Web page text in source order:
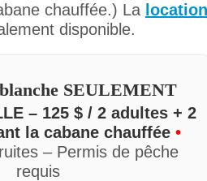
chauffée.) La location
disponible.
SEULEMENT
– 125 $ / 2 adultes + 2
la cabane chauffée •
– Permis de pêche
requis